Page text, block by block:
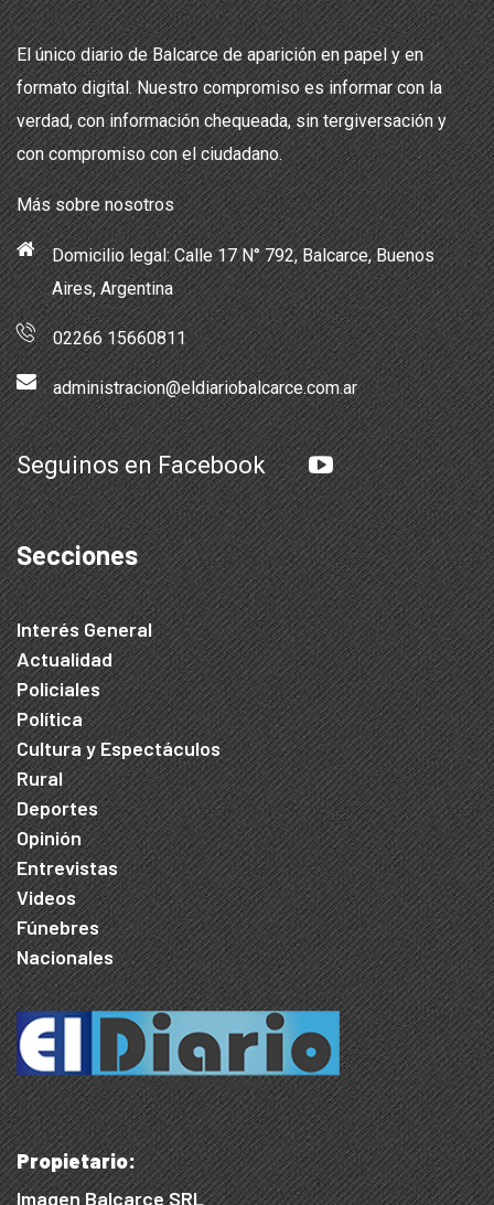
El único diario de Balcarce de aparición en papel y en
formato digital. Nuestro compromiso es informar con la
verdad, con información chequeada, sin tergiversación y
con compromiso con el ciudadano.
Más sobre nosotros
Domicilio legal: Calle 17 N° 792, Balcarce, Buenos
Aires, Argentina
02266 15660811
administracion@eldiariobalcarce.com.ar
Seguinos en Facebook
Secciones
Interés General
Actualidad
Policiales
Política
Cultura y Espectáculos
Rural
Deportes
Opinión
Entrevistas
Videos
Fúnebres
Nacionales
Propietario:
Imagen Balcarce SRL